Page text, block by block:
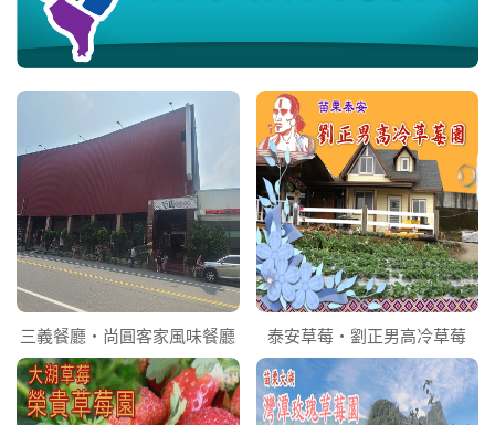
三義餐廳‧尚圓客家風味餐廳 泰安草莓‧劉正男高冷草莓